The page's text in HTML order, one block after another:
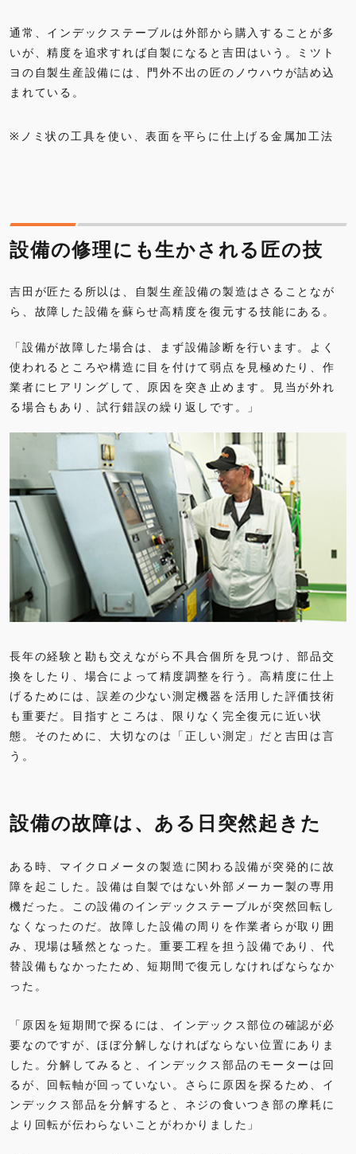
通常、インデックステーブルは外部から購入することが多
いが、精度を追求すれば自製になると吉田はいう。ミツト
ヨの自製生産設備には、門外不出の匠のノウハウが詰め込
まれている。
※ノミ状の工具を使い、表面を平らに仕上げる金属加工法
設備の修理にも生かされる匠の技
吉田が匠たる所以は、自製生産設備の製造はさることなが
ら、故障した設備を蘇らせ高精度を復元する技能にある。
「設備が故障した場合は、まず設備診断を行います。よく
使われるところや構造に目を付けて弱点を見極めたり、作
業者にヒアリングして、原因を突き止めます。見当が外れ
る場合もあり、試行錯誤の繰り返しです。」
長年の経験と勘も交えながら不具合個所を見つけ、部品交
換をしたり、場合によって精度調整を行う。高精度に仕上
げるためには、誤差の少ない測定機器を活用した評価技術
も重要だ。目指すところは、限りなく完全復元に近い状
態。そのために、大切なのは「正しい測定」だと吉田は言
う。
設備の故障は、ある日突然起きた
ある時、マイクロメータの製造に関わる設備が突発的に故
障を起こした。設備は自製ではない外部メーカー製の専用
機だった。この設備のインデックステーブルが突然回転し
なくなったのだ。故障した設備の周りを作業者らが取り囲
み、現場は騒然となった。重要工程を担う設備であり、代
替設備もなかったため、短期間で復元しなければならなか
った。
「原因を短期間で探るには、インデックス部位の確認が必
要なのですが、ほぼ分解しなければならない位置にありま
した。分解してみると、インデックス部品のモーターは回
るが、回転軸が回っていない。さらに原因を探るため、イ
ンデックス部品を分解すると、ネジの食いつき部の摩耗に
より回転が伝わらないことがわかりました」